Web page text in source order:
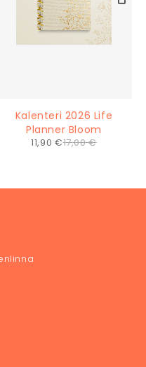
Kalenteri 2026 Life
Planner Bloom
17,00€
11,90 €